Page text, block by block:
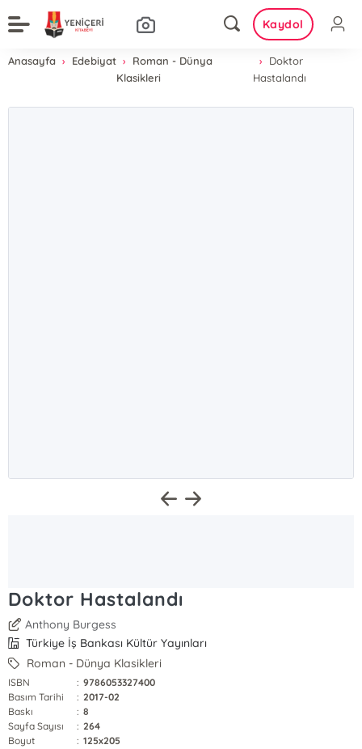
Kaydol
Anasayfa Edebiyat
Roman - Dünya
Klasikleri
Doktor
Hastalandı
Doktor Hastalandı
Anthony Burgess
Türkiye İş Bankası Kültür Yayınları
Roman - Dünya Klasikleri
ISBN : 9786053327400
Basım Tarihi
: 2017-02
Baskı
: 8
Sayfa Sayısı
: 264
Boyut
: 125x205